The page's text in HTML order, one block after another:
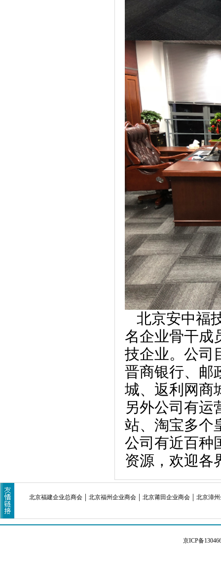
北京安中福
名企业骨干成
技企业。公司
晋商银行、邮
城、返利网商
另外公司有运
站、淘宝多个
公司有近百种
资源，欢迎各
北京福建企业总商会 北京福州企业商会 北京莆田企业商会 北京漳
京ICP备